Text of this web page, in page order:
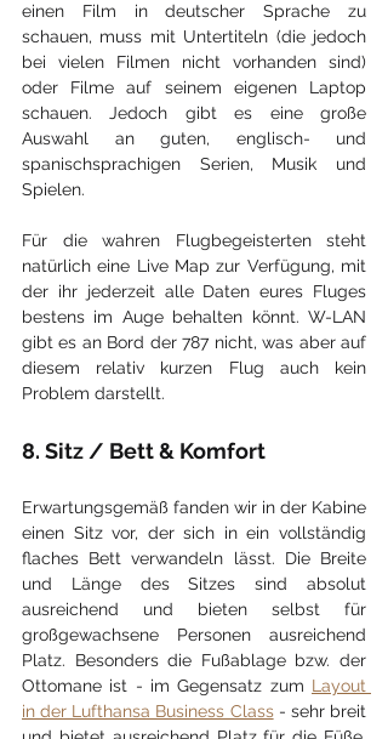
einen Film in deutscher Sprache zu
schauen, muss mit Untertiteln (die jedoch
bei vielen Filmen nicht vorhanden sind)
oder Filme auf seinem eigenen Laptop
schauen. Jedoch gibt es eine große
Auswahl an guten, englisch- und
spanischsprachigen Serien, Musik und
Spielen.
Für die wahren Flugbegeisterten steht
natürlich eine Live Map zur Verfügung, mit
der ihr jederzeit alle Daten eures Fluges
bestens im Auge behalten könnt. W-LAN
gibt es an Bord der 787 nicht, was aber auf
diesem relativ kurzen Flug auch kein
Problem darstellt.
8. Sitz / Bett & Komfort
Erwartungsgemäß fanden wir in der Kabine
einen Sitz vor, der sich in ein vollständig
flaches Bett verwandeln lässt. Die Breite
und Länge des Sitzes sind absolut
ausreichend und bieten selbst für
großgewachsene Personen ausreichend
Platz. Besonders die Fußablage bzw. der
Ottomane ist - im Gegensatz zum Layout
in der Lufthansa Business Class - sehr breit